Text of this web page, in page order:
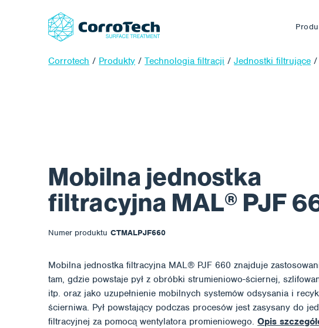
Corrotech / Produkty /Technologia filtracji /Jednostki filtrujące /
Mobilna jednostka
filtracyjna MAL® PJF
Numer produktu CTMALPJF660
Mobilna jednostka filtracyjna MAL® PJF 660 znajduje
tam, gdzie powstaje pył z obróbki strumieniowo-ściernej,
itp. oraz jako uzupełnienie mobilnych systemów odsysania i
ścierniwa. Pył powstający podczas procesów jest zasysany do
filtracyjnej za pomocą wentylatora promieniowego.Opis